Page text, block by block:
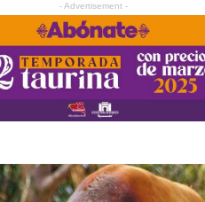
- Advertisement -